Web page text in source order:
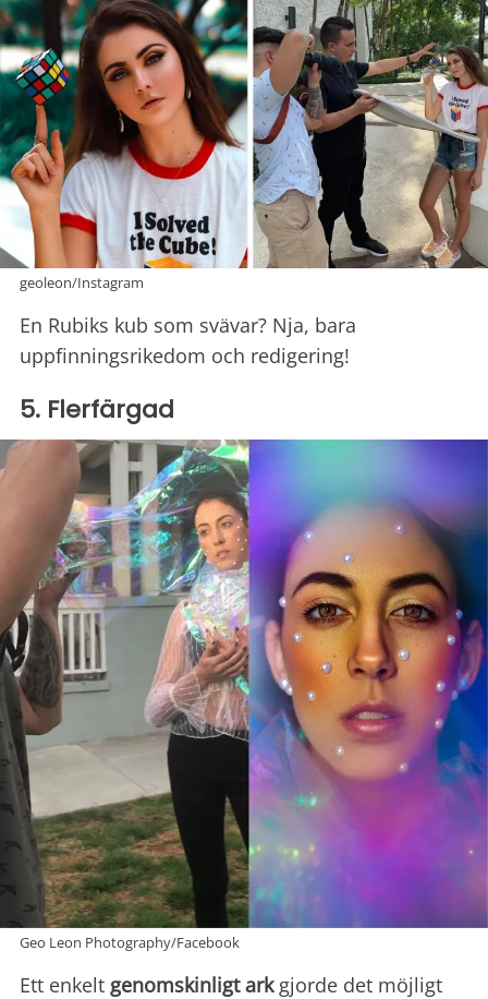
geoleon/Instagram
En Rubiks kub som svävar? Nja, bara
uppfinningsrikedom och redigering!
5. Flerfärgad
Geo Leon Photography/Facebook
Ett enkelt genomskinligt arkgjorde det möjligt